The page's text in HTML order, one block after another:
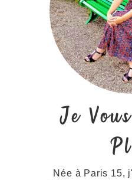
Je
Née à Paris 15,